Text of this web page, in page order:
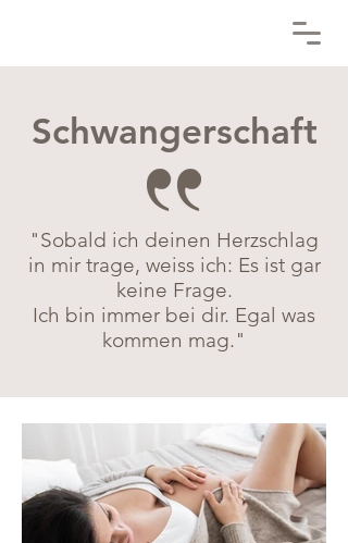
Schwangerschaft
"Sobald ich deinen Herzschlag
in mir trage, weiss ich: Es ist gar
keine Frage.
Ich bin immer bei dir. Egal was
kommen mag."